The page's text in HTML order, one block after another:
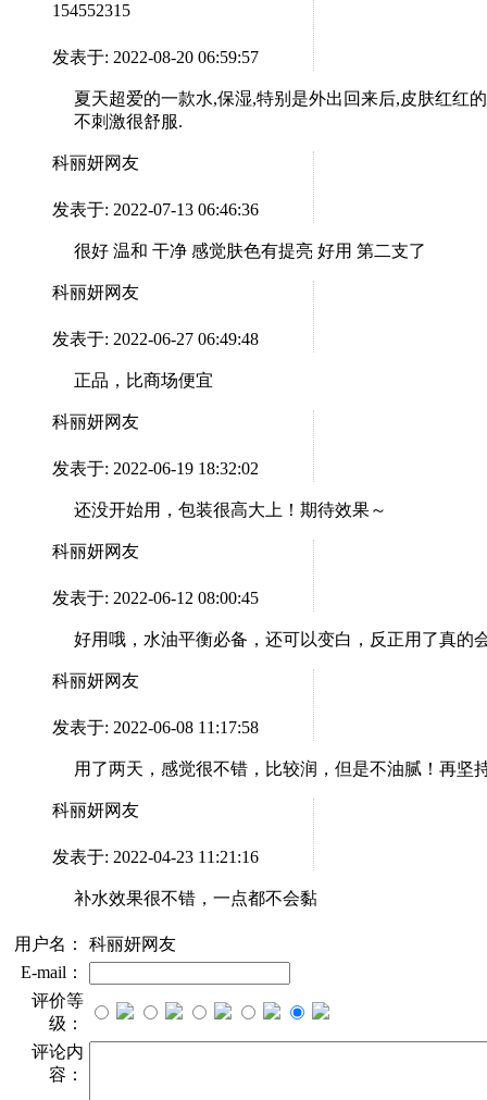
154552315
发表于: 2022-08-20 06:59:57
夏天超爱的一款水,保湿,特别是外出回来后,皮肤红红
不刺激很舒服.
科丽妍网友
发表于: 2022-07-13 06:46:36
很好 温和 干净 感觉肤色有提亮 好用 第二支了
科丽妍网友
发表于: 2022-06-27 06:49:48
正品，比商场便宜
科丽妍网友
发表于: 2022-06-19 18:32:02
还没开始用，包装很高大上！期待效果～
科丽妍网友
发表于: 2022-06-12 08:00:45
好用哦，水油平衡必备，还可以变白，反正用了真的
科丽妍网友
发表于: 2022-06-08 11:17:58
用了两天，感觉很不错，比较润，但是不油腻！再坚
科丽妍网友
发表于: 2022-04-23 11:21:16
补水效果很不错，一点都不会黏
用户名：
科丽妍网友
E-mail：
评价等
级：
评论内
容：